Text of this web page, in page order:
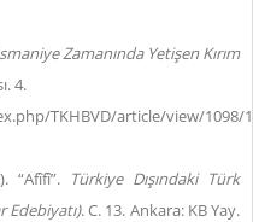
Zamanında Yetişen Kırım
4.
TKHBVD/article/view/1098/
“Afîfî”. Türkiye Dışındaki Türk
Edebiyatı). C. 13. Ankara: KB Yay.